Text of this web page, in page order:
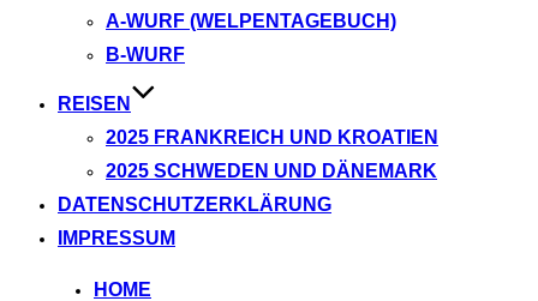
A-WURF (WELPENTAGEBUCH)
B-WURF
REISEN
2025 FRANKREICH UND KROATIEN
2025 SCHWEDEN UND DÄNEMARK
DATENSCHUTZERKLÄRUNG
IMPRESSUM
HOME